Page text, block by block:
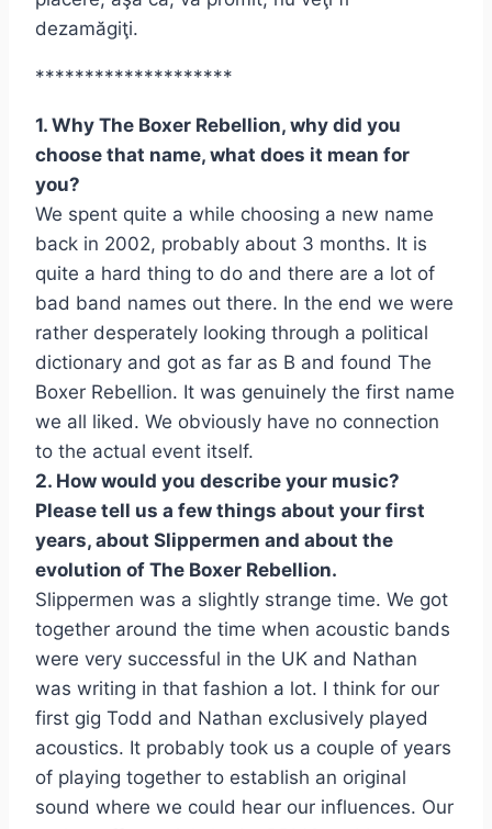
dezamăgiţi.
********************
1. Why The Boxer Rebellion, why did you
choose that name, what does it mean for
you?
We spent quite a while choosing a new name
back in 2002, probably about 3 months. It is
quite a hard thing to do and there are a lot of
bad band names out there. In the end we were
rather desperately looking through a political
dictionary and got as far as B and found The
Boxer Rebellion. It was genuinely the first name
we all liked. We obviously have no connection
to the actual event itself.
2. How would you describe your music?
Please tell us a few things about your first
years, about Slippermen and about the
evolution of The Boxer Rebellion.
Slippermen was a slightly strange time. We got
together around the time when acoustic bands
were very successful in the UK and Nathan
was writing in that fashion a lot. I think for our
first gig Todd and Nathan exclusively played
acoustics. It probably took us a couple of years
of playing together to establish an original
sound where we could hear our influences. Our